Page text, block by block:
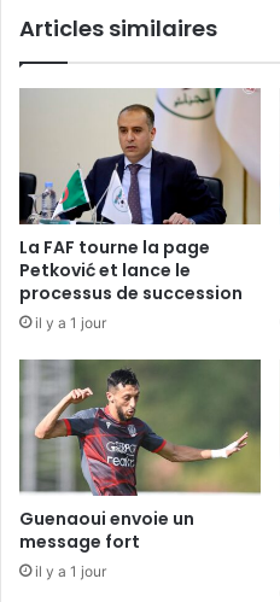
Articles similaires
La FAF tourne la page
Petković et lance le
processus de succession
il y a 1 jour
Guenaoui envoie un
message fort
il y a 1 jour